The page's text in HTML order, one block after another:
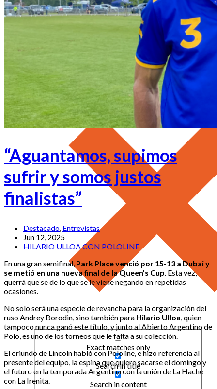
Exact matches only
Search in title
Search in content
“Aguantamos, supimos
sufrir y somos justos
finalistas”
Destacado Entrevistas
Jun 12, 2025
HILARIO ULLOA CON POLOLINE
En una gran semifinal, Park Place venció por 15-13 a Dubai y
se metió en una nueva final de la Queen’s Cup . Esta vez,
querrá que se de lo que se le viene negando en repetidas
ocasiones.
No solo será una especie de revancha para la organización del
ruso Andrey Borodin, sino también para Hilario Ulloa , quien
tampoco nunca ganó este título, y junto al Abierto Argentino de
Polo, es uno de los torneos que le falta a su colección.
El oriundo de Lincoln habló con Pololine, e hizo referencia al
presente del equipo, la espina que quiere sacarse el domingo y
el futuro en la temporada Argentina con la unión de La Hache
con La Irenita.